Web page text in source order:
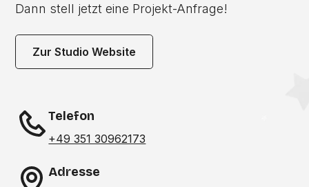
Dann stell jetzt eine Projekt-Anfrage!
Zur Studio Website
Telefon
+49 351 30962173
Adresse